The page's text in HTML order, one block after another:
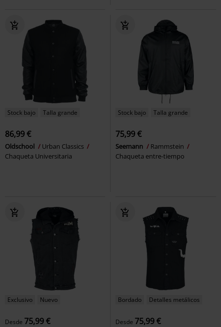
Stock bajo Talla grande
86,99 €
Oldschool
Urban Classics
Chaqueta Universitaria
Stock bajo Talla grande
75,99 €
Seemann
Rammstein
Chaqueta entre-tiempo
Exclusivo Nuevo
Desde 75,99 €
Bordado Detalles metálicos
Desde 75,99 €